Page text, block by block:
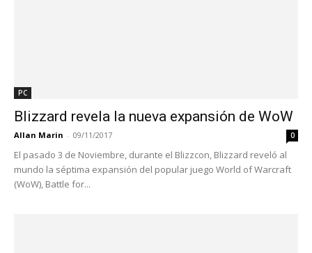
PC
Blizzard revela la nueva expansión de WoW
Allan Marin - 09/11/2017 0
El pasado 3 de Noviembre, durante el Blizzcon, Blizzard reveló al
mundo la séptima expansión del popular juego World of Warcraft
(WoW), Battle for...